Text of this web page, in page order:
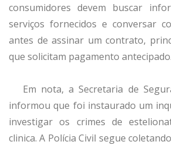
consumidores devem buscar
serviços fornecidos e conversar
antes de assinar um contrato,
que solicitam pagamento antecipado.
Em nota, a Secretaria de
informou que foi instaurado um
investigar os crimes de
clinica. A Polícia Civil segue